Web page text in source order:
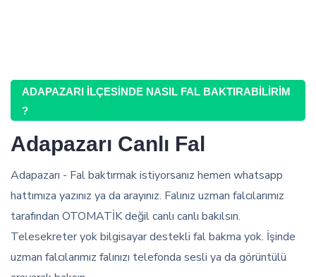
ADAPAZARI İLÇESINDE NASIL FAL BAKTIRABILIRIM
?
Adapazarı Canlı Fal
Adapazarı - Fal baktırmak istiyorsanız hemen whatsapp
hattımıza yazınız ya da arayınız. Falınız uzman falcılarımız
tarafından OTOMATİK değil canlı canlı bakılsın.
Telesekreter yok bilgisayar destekli fal bakma yok. İşinde
uzman falcılarımız falınızı telefonda sesli ya da görüntülü